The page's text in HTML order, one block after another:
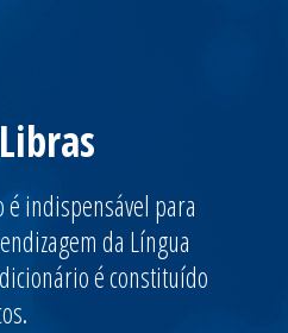
é indispensável para
da Língua
é constituído